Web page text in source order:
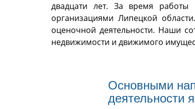
двадцати лет. За время
организациями Липецкой
оценочной деятельности. Наши
недвижимости и движимого
Основными
деятельности